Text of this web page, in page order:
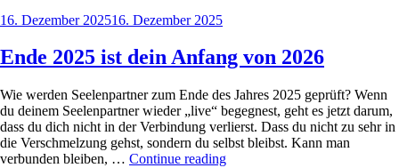
Posted
16. Dezember 202516. Dezember 2025
Ende 2025 ist dein Anfang von 2026
Wie werden Seelenpartner zum Ende des Jahres 2025 geprüft? Wenn
du deinem Seelenpartner wieder „live“ begegnest, geht es jetzt darum,
dass du dich nicht in der Verbindung verlierst. Dass du nicht zu sehr in
die Verschmelzung gehst, sondern du selbst bleibst. Kann man
verbunden bleiben, … Continue readingEnde